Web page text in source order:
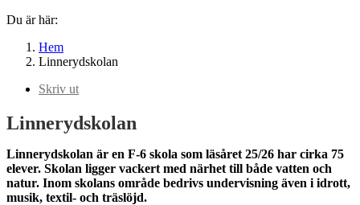
Du är här:
Hem
Linnerydskolan
Skriv ut
Linnerydskolan
Linnerydskolan är en F-6 skola som läsåret 25/26 har cirka 75
elever. Skolan ligger vackert med närhet till både vatten och
natur. Inom skolans område bedrivs undervisning även i idrott,
musik, textil- och träslöjd.